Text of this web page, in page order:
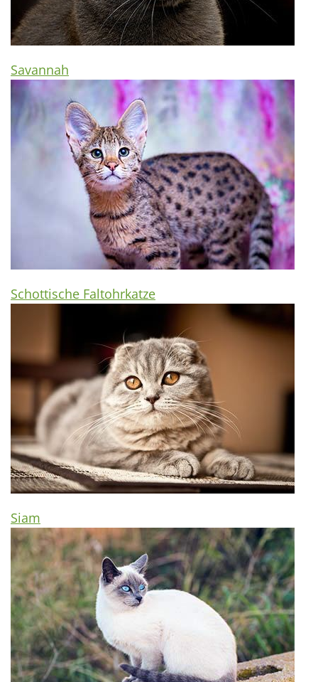
Savannah
Schottische Faltohrkatze
Siam